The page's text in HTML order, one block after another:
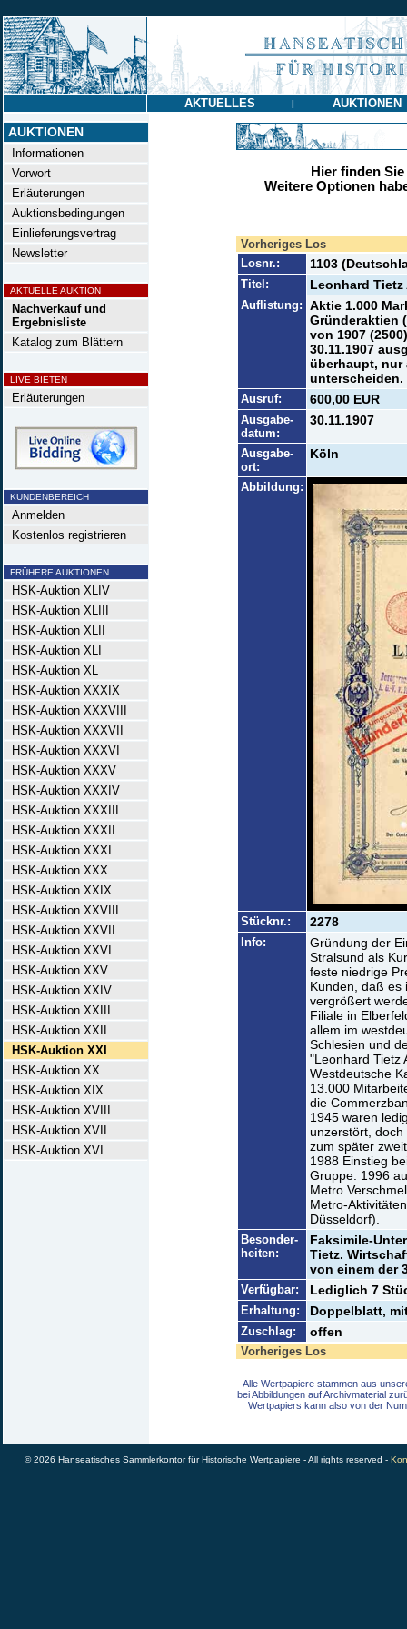
AKTUELLES | AUKTIONEN
AUKTIONEN
Informationen
Vorwort
Erläuterungen
Auktionsbedingungen
Einlieferungsvertrag
Newsletter
AKTUELLE AUKTION
Nachverkauf und
Ergebnisliste
Katalog zum Blättern
LIVE BIETEN
Erläuterungen
KUNDENBEREICH
Anmelden
Kostenlos registrieren
FRÜHERE AUKTIONEN
HSK-Auktion XLIV
HSK-Auktion XLIII
HSK-Auktion XLII
HSK-Auktion XLI
HSK-Auktion XL
HSK-Auktion XXXIX
HSK-Auktion XXXVIII
HSK-Auktion XXXVII
HSK-Auktion XXXVI
HSK-Auktion XXXV
HSK-Auktion XXXIV
HSK-Auktion XXXIII
HSK-Auktion XXXII
HSK-Auktion XXXI
HSK-Auktion XXX
HSK-Auktion XXIX
HSK-Auktion XXVIII
HSK-Auktion XXVII
HSK-Auktion XXVI
HSK-Auktion XXV
HSK-Auktion XXIV
HSK-Auktion XXIII
HSK-Auktion XXII
HSK-Auktion XXI
HSK-Auktion XX
HSK-Auktion XIX
HSK-Auktion XVIII
HSK-Auktion XVII
HSK-Auktion XVI
Hier finden
Weitere Optionen
Vorheriges Los
Losnr.:
1103
Titel: Leonhard Tietz
Auflistung: Aktie 1.000
Gründeraktien
von 1907
30.11.1907
überhaupt, nur
unterscheiden.
Ausruf: 600,00 EUR
Ausgabe-
datum:
30.11.1907
Ausgabe-
ort:
Köln
Abbildung:
Stücknr.: 2278
Info:
Gründung der
Stralsund als
feste niedrige
Kunden, daß es
vergrößert
Filiale in
allem im
Schlesien und
"Leonhard Tietz
Westdeutsche
13.000
die
1945 waren
unzerstört,
zum später
1988 Einstieg
Gruppe. 1996
Metro
Metro-
Düsseldorf).
Besonder-
heiten:
Faksimile-
Tietz.
von einem der
Verfügbar: Lediglich 7
Erhaltung: Doppelblatt,
Zuschlag: offen
Vorheriges Los
Alle Wertpapiere stammen aus
bei Abbildungen auf Archivmaterial
Wertpapiers kann also von der
© 2026 Hanseatisches Sammlerkontor für Historische Wertpapiere - All rights reserved -